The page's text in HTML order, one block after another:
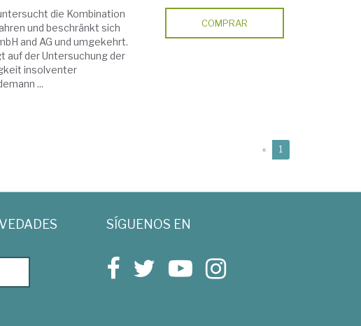
die Kombination
und beschränkt sich
and AG und umgekehrt.
auf der Untersuchung der
insolventer
...
COMPRAR
« 1
SÍGUENOS EN